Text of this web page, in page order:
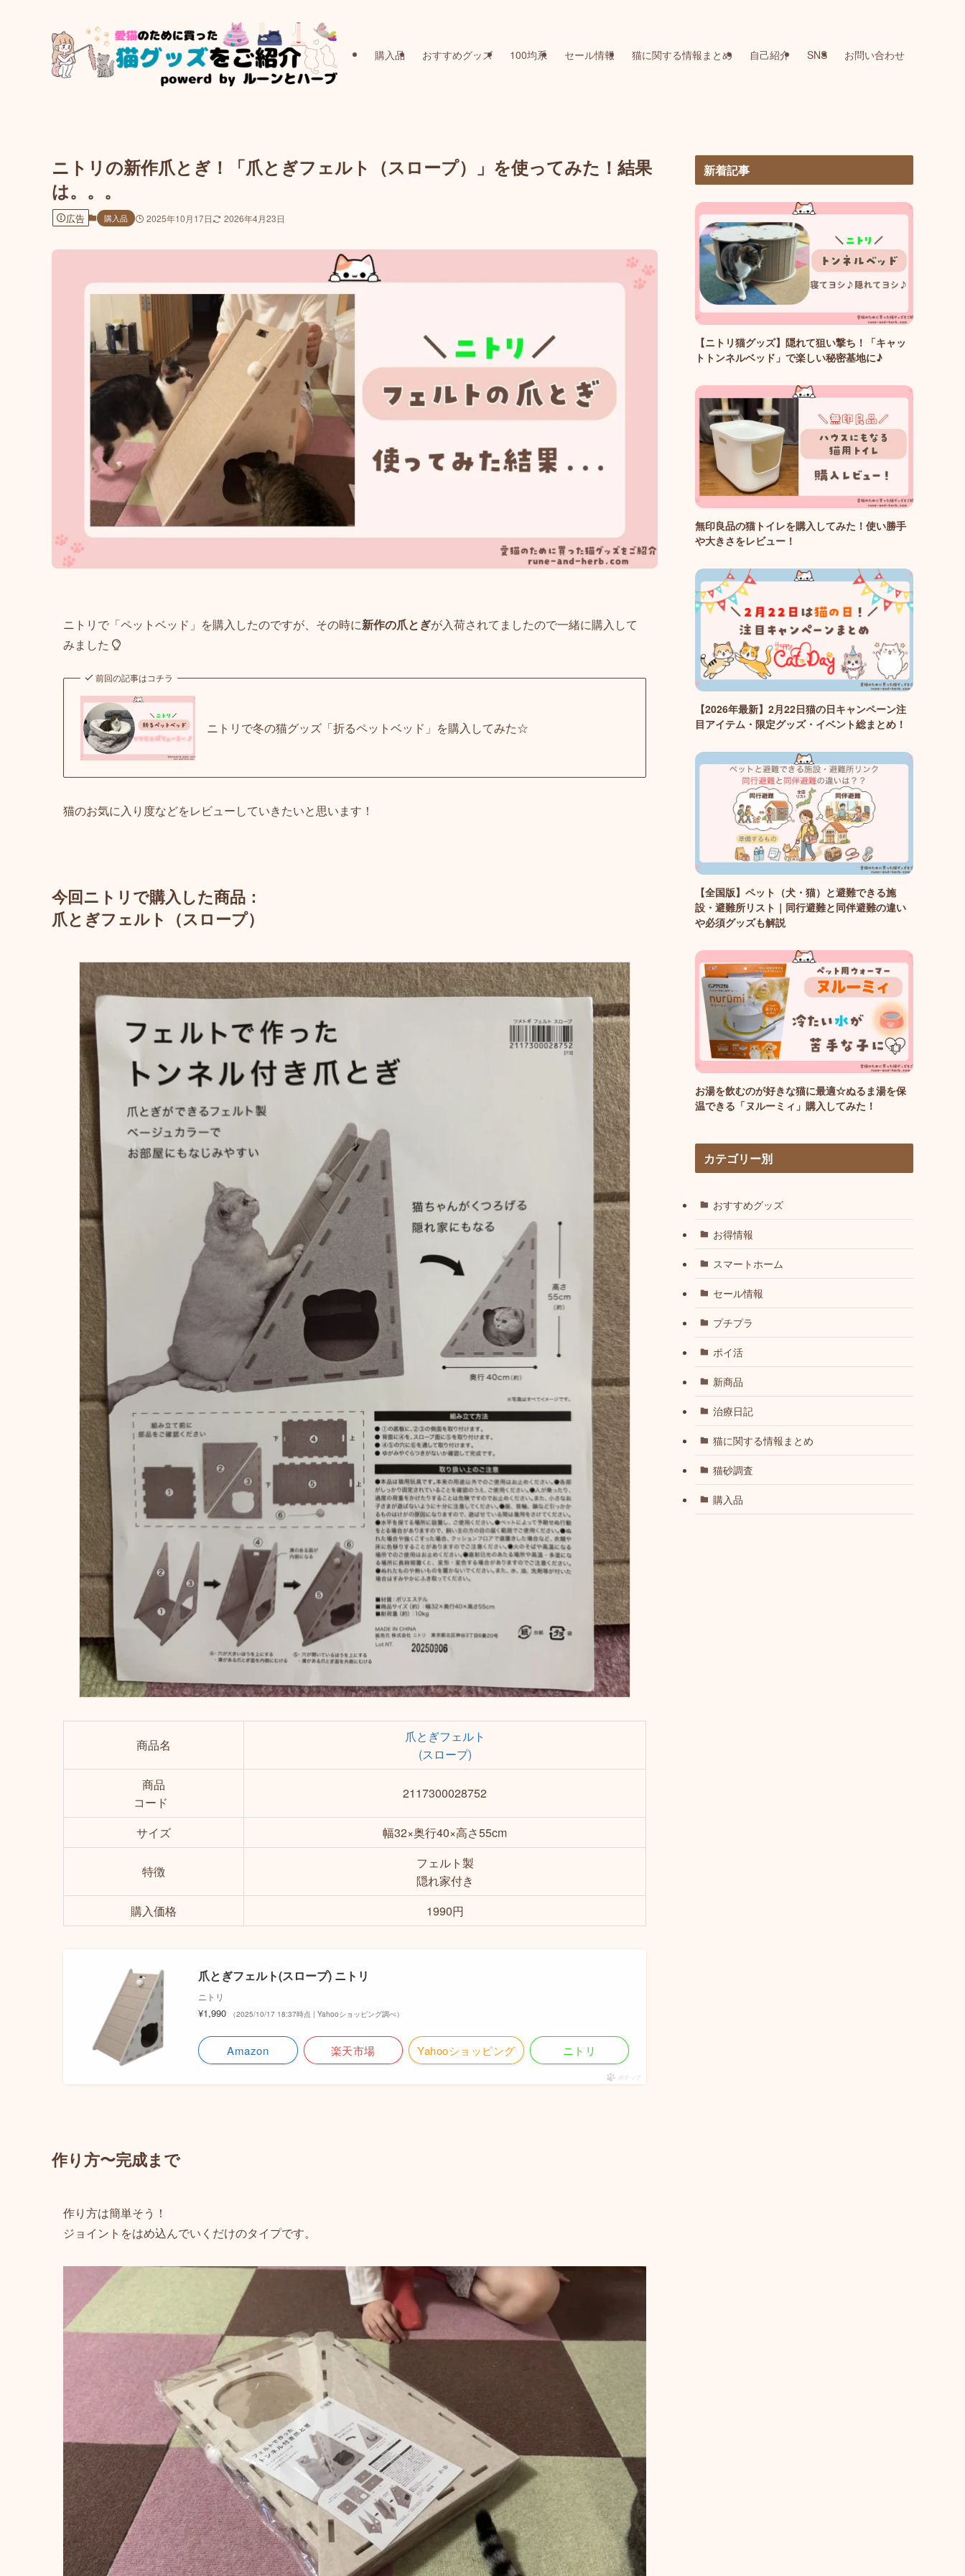
購入品 おすすめグッズ 100均系 セール情報 猫に関する情報まとめ 自己紹介 SNS お問い合わせ
ニトリの新作爪とぎ！「爪とぎフェルト（スロープ）」を使ってみた！結果
は。。。
広告 購入品 2025年10月17日 2026年4月23日
ニトリで「ペットベッド」を購入したのですが、その時に新作の爪とぎが入荷されてましたので一緒に購入して
みました
前回の記事はコチラ
ニトリで冬の猫グッズ「折るペットベッド」を購入してみた☆
猫のお気に入り度などをレビューしていきたいと思います！
今回ニトリで購入した商品：
爪とぎフェルト（スロープ）
商品名
爪とぎフェルト
(スロープ)
商品
コード
2117300028752
サイズ 幅32×奥行40×高さ55cm
特徴
フェルト製
隠れ家付き
購入価格
1990円
爪とぎフェルト(スロープ) ニトリ
ニトリ
¥1,990 （2025/10/17 18:37時点 | Yahooショッピング調べ）
Amazon 楽天市場 Yahooショッピング ニトリ
ポチップ
作り方〜完成まで
作り方は簡単そう！
ジョイントをはめ込んでいくだけのタイプです。
新着記事
【ニトリ猫グッズ】隠れて狙い撃ち！「キャッ
トトンネルベッド」で楽しい秘密基地に♪
無印良品の猫トイレを購入してみた！使い勝手
や大きさをレビュー！
【2026年最新】2月22日猫の日キャンペーン注
目アイテム・限定グッズ・イベント総まとめ！
【全国版】ペット（犬・猫）と避難できる施
設・避難所リスト｜同行避難と同伴避難の違い
や必須グッズも解説
お湯を飲むのが好きな猫に最適☆ぬるま湯を保
温できる「ヌルーミィ」購入してみた！
カテゴリー別
おすすめグッズ
お得情報
スマートホーム
セール情報
プチプラ
ポイ活
新商品
治療日記
猫に関する情報まとめ
猫砂調査
購入品